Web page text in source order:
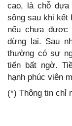
cao, là chỗ dựa
sông sau khi kết
nếu chưa được
dừng lại. Sau
thường có sự
tiến bất ngờ.
hạnh phúc viên
(*) Thông tin chỉ